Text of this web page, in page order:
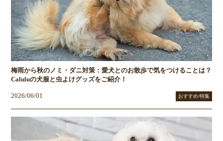
梅雨から秋のノミ・ダニ対策：愛犬とのお散歩で気をつけることは？
Caluluの犬服と虫よけグッズをご紹介！
2026/06/01 おすすめ/特集